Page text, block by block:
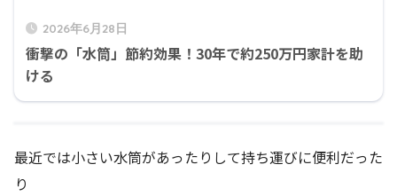
2026年6月28日
衝撃の「水筒」節約効果！30年で約250万円家計を助
ける
最近では小さい水筒があったりして持ち運びに便利だった
り